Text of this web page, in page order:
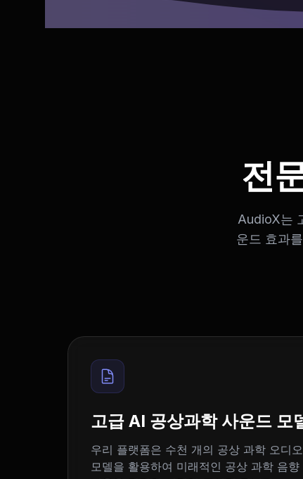
전
AudioX는
운드 효과
고급 AI 공상과학 사운드 모
우리 플랫폼은 수천 개의 공상 과학 오디
모델을 활용하여 미래적인 공상 과학 음